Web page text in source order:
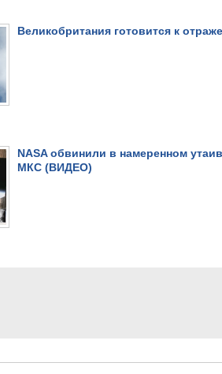
Великобритания готовится к
NASA обвинили в намеренном
МКС (ВИДЕО)